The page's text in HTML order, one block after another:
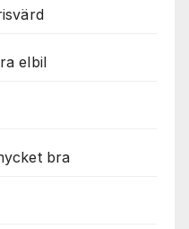
elbil
bra